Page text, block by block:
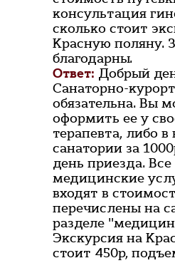
консультация
сколько стоит
Красную поляну.
благодарны.
Ответ: Добрый
Санаторно-
обязательна. Вы
оформить ее у
терапевта, либо
санатории за
день приезда. Все
медицинские
входят в
перечислены на
разделе
Экскурсия на
стоит 450р,